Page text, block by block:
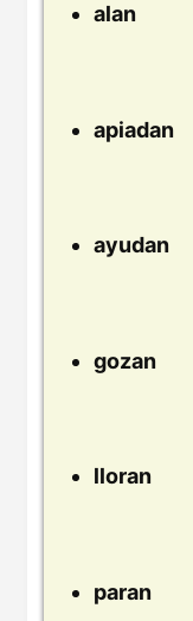
alan
apiadan
ayudan
gozan
lloran
paran